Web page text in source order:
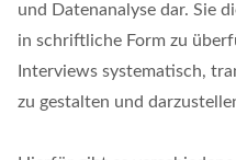
und Datenanalyse dar. Sie
in schriftliche Form zu
Interviews systematisch,
zu gestalten und